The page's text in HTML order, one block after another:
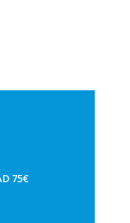
75€